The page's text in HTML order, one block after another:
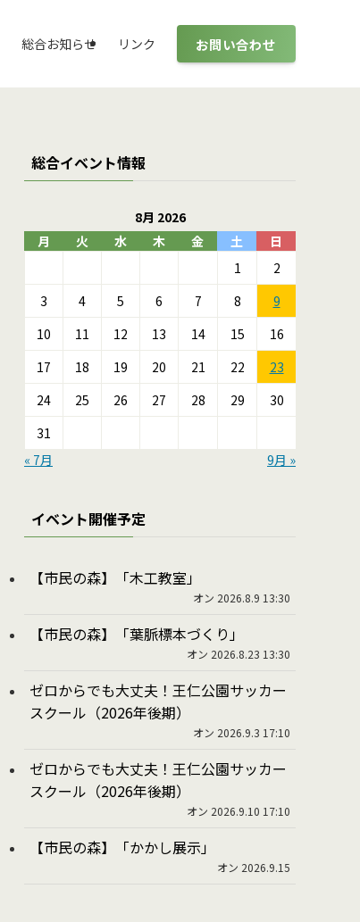
総合お知らせ リンク お問い合わせ
総合イベント情報
8月 2026
月
火 水 木 金 土
日
1
2
3
4 5 6 7 8
9
10
11 12 13 14 15
16
17
18 19 20 21 22
23
24
25 26 27 28 29
30
31
« 7月
9月 »
イベント開催予定
【市民の森】「木工教室」
オン 2026.8.9 13:30
【市民の森】「葉脈標本づくり」
オン 2026.8.23 13:30
ゼロからでも大丈夫！王仁公園サッカー
スクール（2026年後期）
オン 2026.9.3 17:10
ゼロからでも大丈夫！王仁公園サッカー
スクール（2026年後期）
オン 2026.9.10 17:10
【市民の森】「かかし展示」
オン 2026.9.15